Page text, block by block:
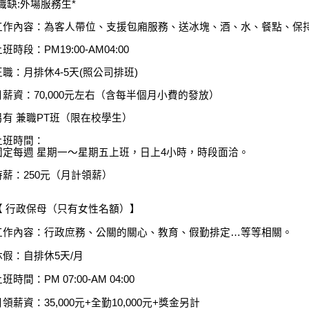
缺:外場服務生*
作內容：為客人帶位、支援包廂服務、送冰塊、酒、水、餐點、保
班時段：PM19:00-AM04:00
職：月排休4-5天(照公司排班)
薪資：70,000元左右（含每半個月小費的發放）
有 兼職PT班（限在校學生）
班時間：
定每週 星期一～星期五上班，日上4小時，時段面洽。
薪：250元（月計領薪）
行政保母（只有女性名額）】
作內容：行政庶務、公關的關心、教育、假勤排定…等等相關。
假：自排休5天/月
班時間：PM 07:00-AM 04:00
領薪資：35,000元+全勤10,000元+獎金另計